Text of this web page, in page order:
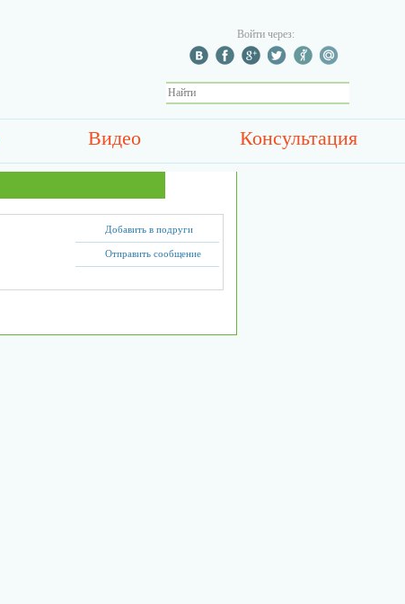
Войти через:
Видео Консультация
Добавить в подруги
Отправить сообщение